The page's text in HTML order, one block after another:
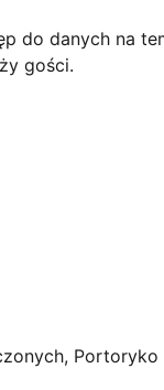
do danych na
gości.